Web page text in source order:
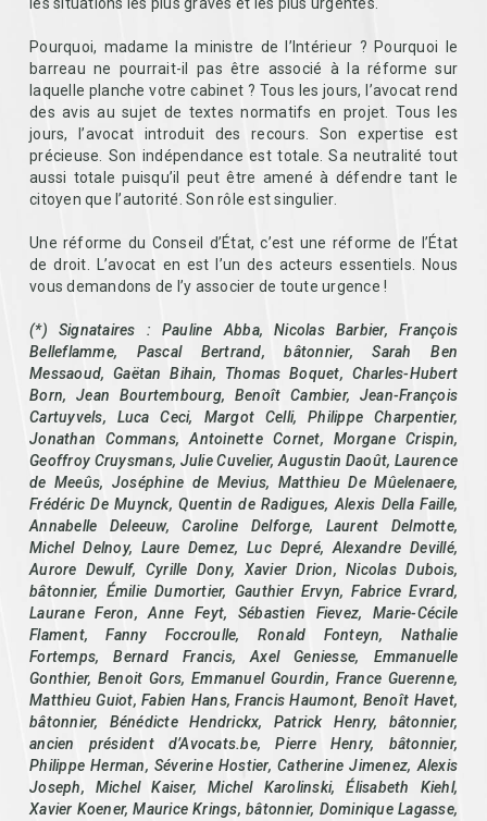
Pourquoi, madame la ministre de l’Intérieur ? Pourquoi le
barreau ne pourrait-il pas être associé à la réforme sur
laquelle planche votre cabinet ? Tous les jours, l’avocat rend
des avis au sujet de textes normatifs en projet. Tous les
jours, l’avocat introduit des recours. Son expertise est
précieuse. Son indépendance est totale. Sa neutralité tout
aussi totale puisqu’il peut être amené à défendre tant le
citoyen que l’autorité. Son rôle est singulier.
Une réforme du Conseil d’État, c’est une réforme de l’État
de droit. L’avocat en est l’un des acteurs essentiels. Nous
vous demandons de l’y associer de toute urgence !
(*) Signataires : Pauline Abba, Nicolas Barbier, François
Belleflamme, Pascal Bertrand, bâtonnier, Sarah Ben
Messaoud, Gaëtan Bihain, Thomas Boquet, Charles-Hubert
Born, Jean Bourtembourg, Benoît Cambier, Jean-François
Cartuyvels, Luca Ceci, Margot Celli, Philippe Charpentier,
Jonathan Commans, Antoinette Cornet, Morgane Crispin,
Geoffroy Cruysmans, Julie Cuvelier, Augustin Daoût, Laurence
de Meeûs, Joséphine de Mevius, Matthieu De Mûelenaere,
Frédéric De Muynck, Quentin de Radigues, Alexis Della Faille,
Annabelle Deleeuw, Caroline Delforge, Laurent Delmotte,
Michel Delnoy, Laure Demez, Luc Depré, Alexandre Devillé,
Aurore Dewulf, Cyrille Dony, Xavier Drion, Nicolas Dubois,
bâtonnier, Émilie Dumortier, Gauthier Ervyn, Fabrice Evrard,
Laurane Feron, Anne Feyt, Sébastien Fievez, Marie-Cécile
Flament, Fanny Foccroulle, Ronald Fonteyn, Nathalie
Fortemps, Bernard Francis, Axel Geniesse, Emmanuelle
Gonthier, Benoit Gors, Emmanuel Gourdin, France Guerenne,
Matthieu Guiot, Fabien Hans, Francis Haumont, Benoît Havet,
bâtonnier, Bénédicte Hendrickx, Patrick Henry, bâtonnier,
ancien président d’Avocats.be, Pierre Henry, bâtonnier,
Philippe Herman, Séverine Hostier, Catherine Jimenez, Alexis
Joseph, Michel Kaiser, Michel Karolinski, Élisabeth Kiehl,
Xavier Koener, Maurice Krings, bâtonnier, Dominique Lagasse,